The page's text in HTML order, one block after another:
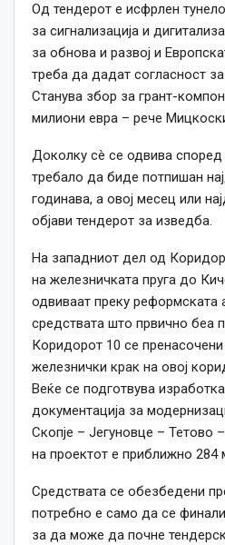
Од тендерот е исфрлен
за сигнализација и
за обнова и развој и
треба да дадат согласност
Станува збор за грант-
милиони евра – рече
Доколку сè се одвива
требало да биде потпишан
годинава, а овој месец или
објави тендерот за изведба.
На западниот дел од
на железничката пруга до
одвиваат преку реформската
средствата што првично беа
Коридорот 10 се
железнички крак на овој
Веќе се подготвува
документација за
Скопје – Јегуновце – Тетово
на проектот е приближно 284
Средствата се обезбедени
потребно е само да се
за да може да почне